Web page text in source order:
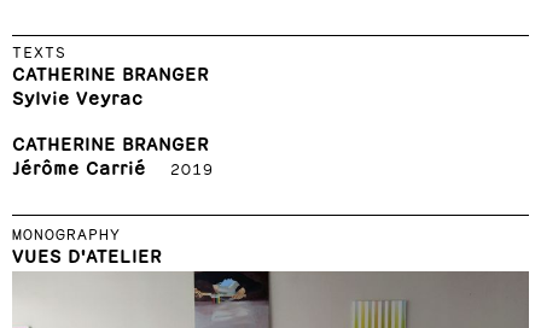
TEXTS
CATHERINE BRANGER
Sylvie Veyrac
CATHERINE BRANGER
Jérôme Carrié
2019
MONOGRAPHY
VUES D'ATELIER